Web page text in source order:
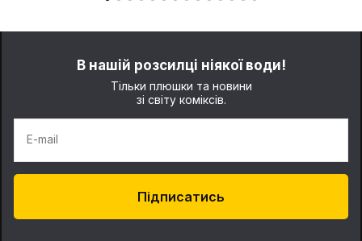
В нашій розсилці ніякої води!
Тільки плюшки та новини
зі світу коміксів.
E-mail
Підписатись